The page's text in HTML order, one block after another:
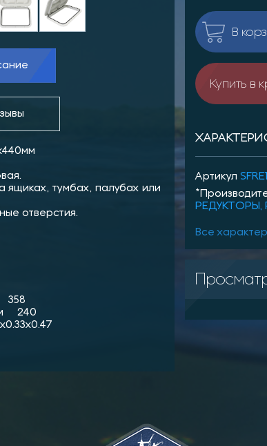
ящиках, тумбах, палубах или
отверстия.
358
240
В
Купить в
Артикул
РЕДУКТОРЫ,
Все